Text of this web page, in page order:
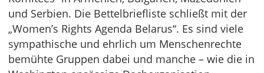
und Serbien. Die Bettelbriefliste schließt mit der
„Women’s Rights Agenda Belarus“. Es sind viele
sympathische und ehrlich um Menschenrechte
bemühte Gruppen dabei und manche – wie die in